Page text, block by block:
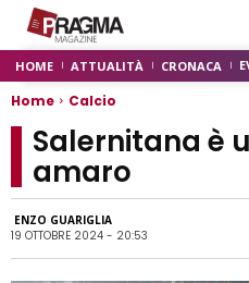
HOME ATTUALITÀ CRONACA
Home Calcio
Salernitana è
amaro
ENZO GUARIGLIA
19 OTTOBRE 2024 - 20:53